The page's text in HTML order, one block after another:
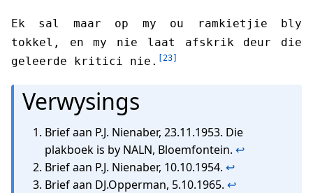
Ek sal maar op my ou ramkietjie bly
tokkel, en my nie laat afskrik deur die
geleerde kritici nie.
[23]
Verwysings
Brief aan P.J. Nienaber, 23.11.1953. Die
plakboek is by NALN, Bloemfontein. ↩
Brief aan P.J. Nienaber, 10.10.1954. ↩
Brief aan DJ.Opperman, 5.10.1965. ↩